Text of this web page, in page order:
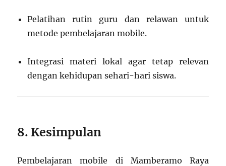
Pelatihan rutin guru dan relawan untuk
metode pembelajaran mobile.
Integrasi materi lokal agar tetap relevan
dengan kehidupan sehari-hari siswa.
8. Kesimpulan
Pembelajaran mobile di Mamberamo Raya